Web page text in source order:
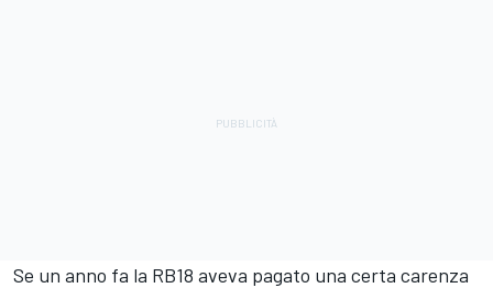
Se un anno fa la RB18 aveva pagato una certa carenza